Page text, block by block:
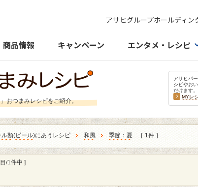
アサヒグループホールディン
商品情報 キャンペーン エンタメ・レシピ
おつまみレシピをご紹介。
アサヒパ
シピやお
だけます。
MYレ
ル類(ビール)にあうレシピ 和風 季節：夏 ［ 1件 ］
/1件中 ]